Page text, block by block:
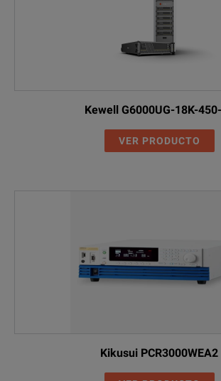
Kewell G6000UG-18K-
VER PRODUCTO
Kikusui PCR3000WEA2